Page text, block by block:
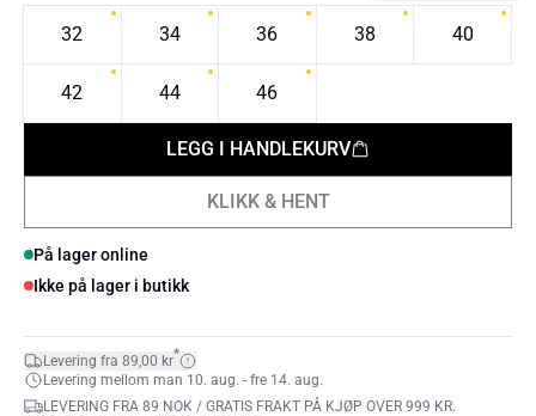
32 34 36 38 40
42 44 46
KLIKK & HENT
LEGG I HANDLEKURV
På lager online
Ikke på lager i butikk
Levering fra 89,00 kr*
Levering mellom man 10. aug. - fre 14. aug.
LEVERING FRA 89 NOK / GRATIS FRAKT PÅ KJØP OVER 999 KR.